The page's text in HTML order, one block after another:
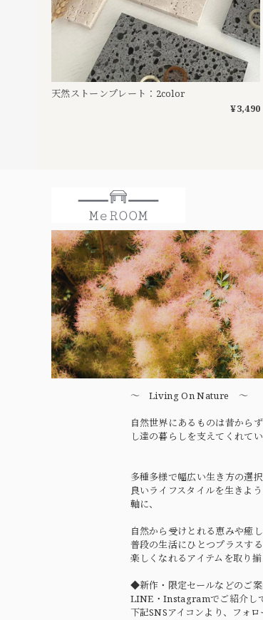
天然ストーンプレート：2color
¥3,490
〜 Living On Nature 〜
自然世界にあるものは昔から
し達の暮らしを支えてくれてい
多種多様で幅広い生き方の選
良いライフスタイルを生きよ
軸に、
自然から受けとれる恵みや癒
普段の生活にひとつプラスす
楽しくなれるアイテムを取り揃
◆新作・限定セールなどのご
LINE・Instagramでご紹介し
下記SNSアイコンより、フォロ